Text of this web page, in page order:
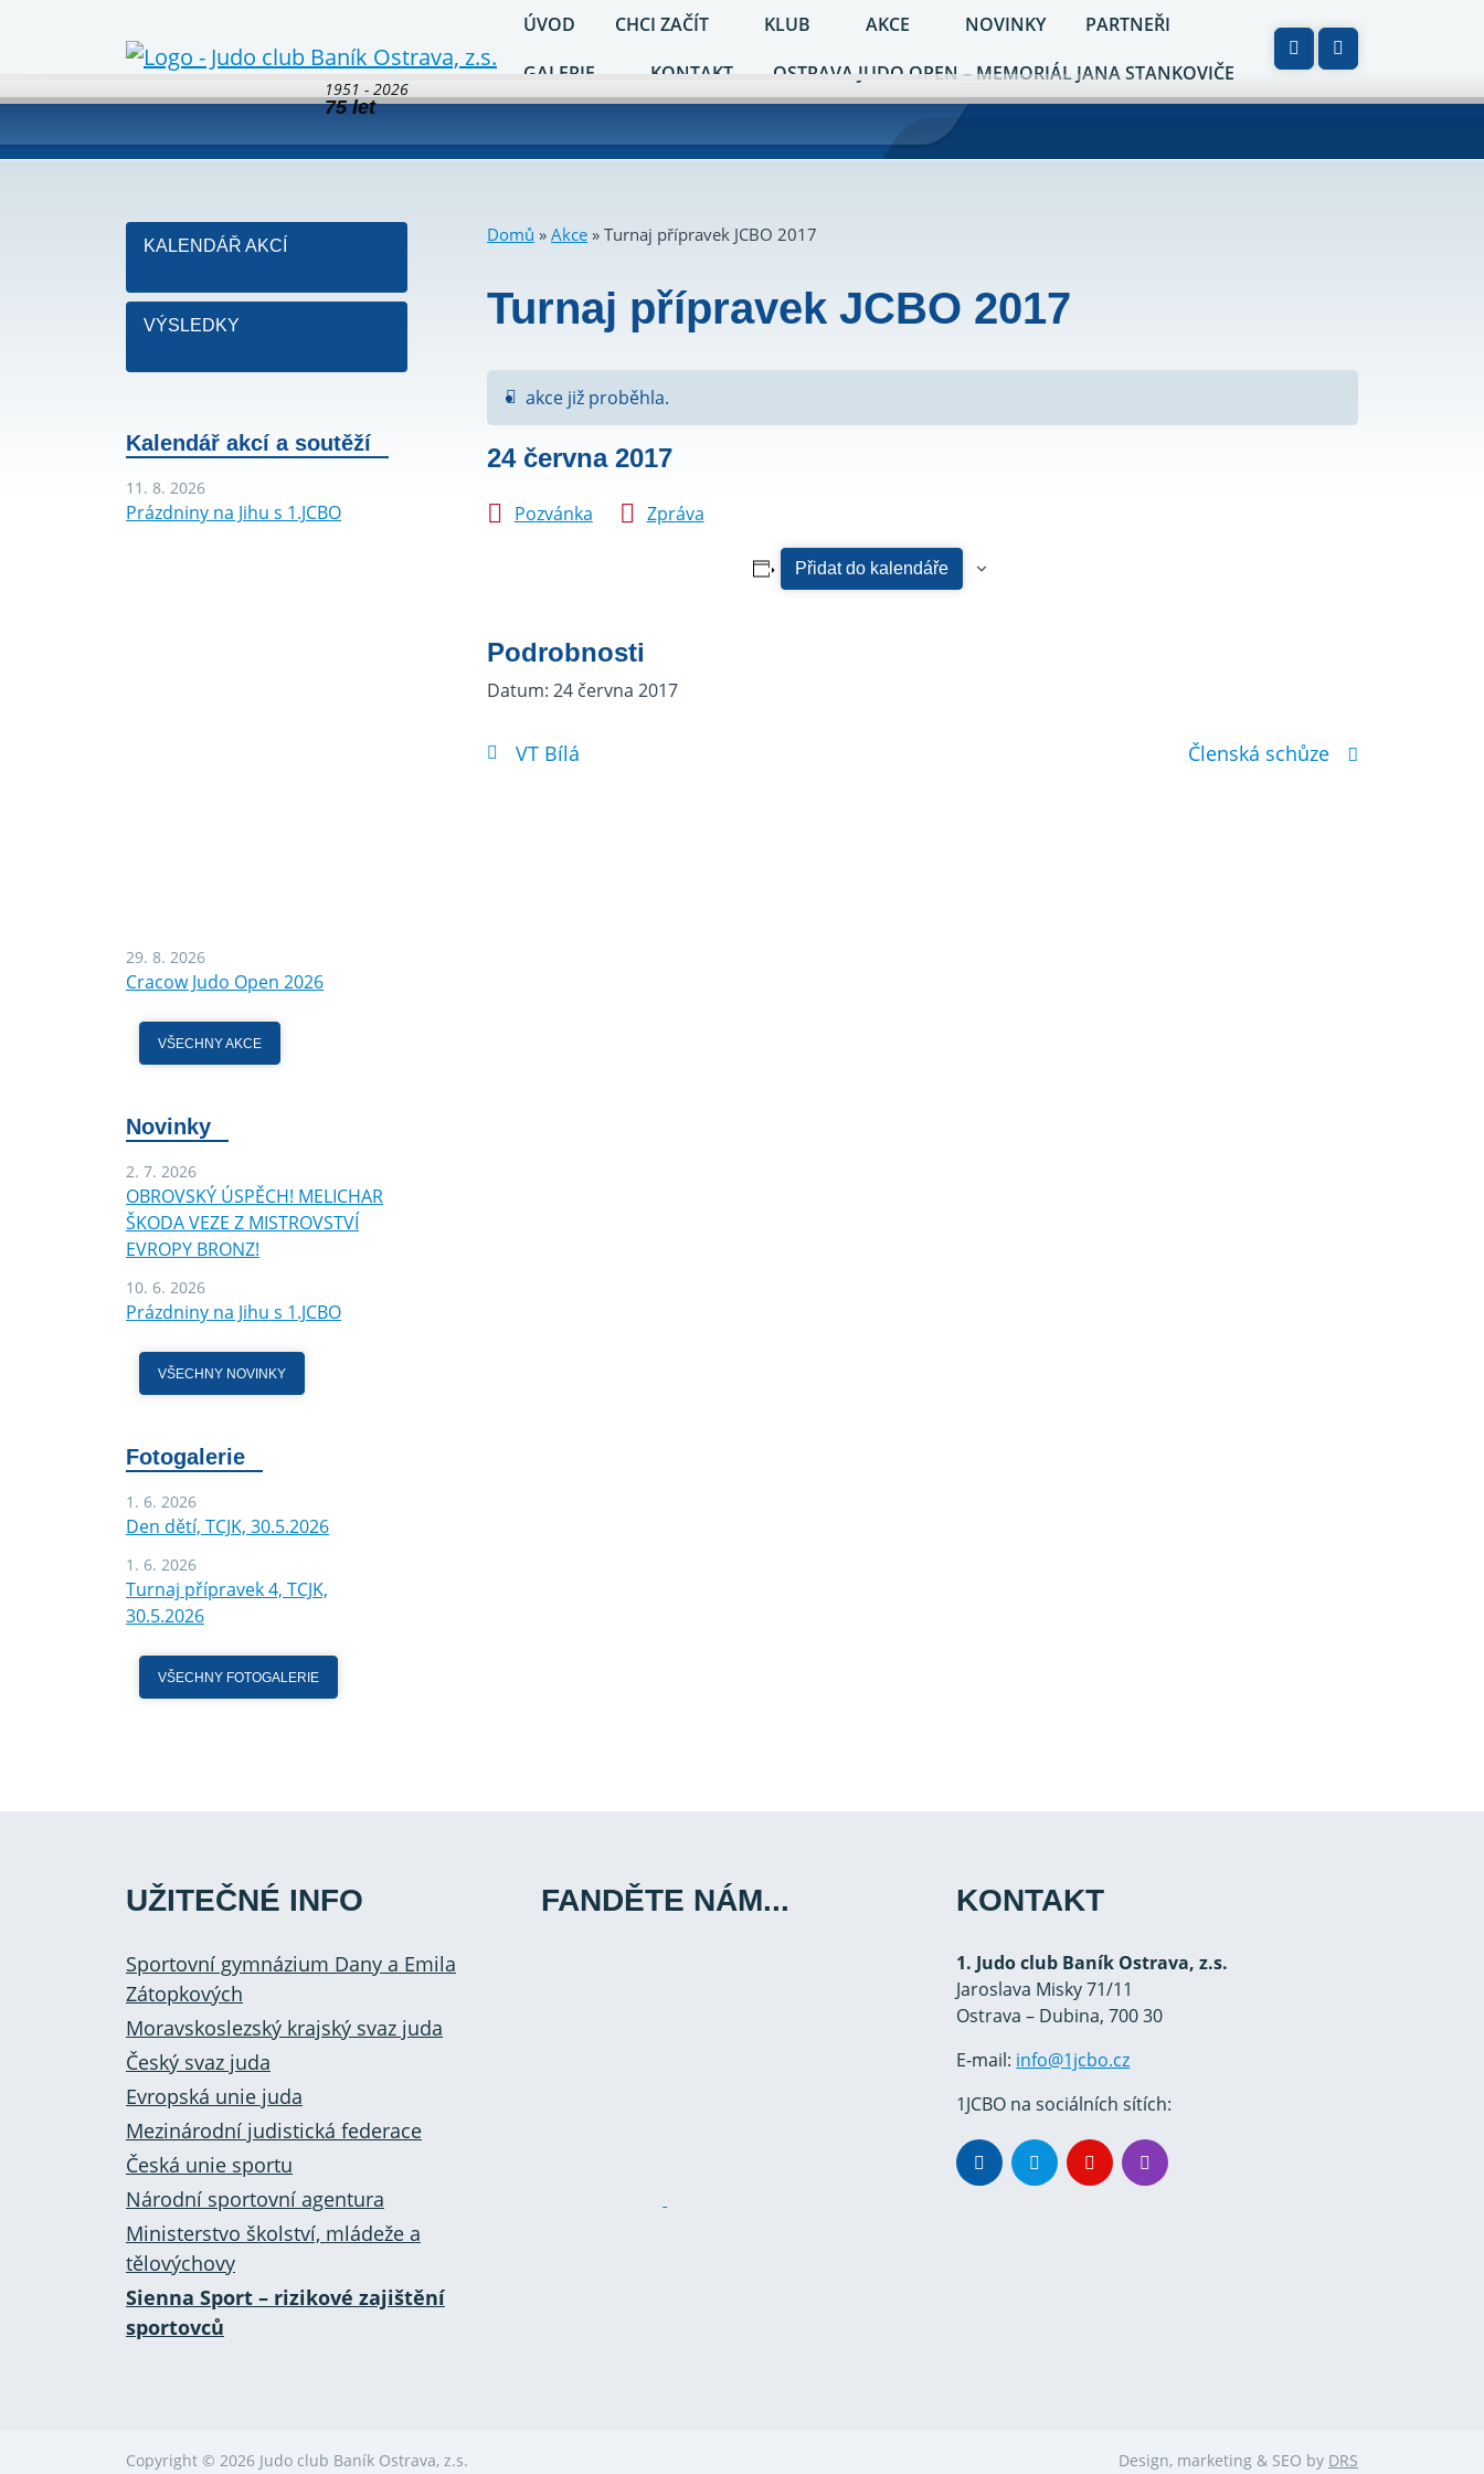
1951 - 2026
75 let
ÚVOD CHCI ZAČÍT KLUB AKCE NOVINKY
PARTNEŘI
GALERIE
KONTAKT OSTRAVA JUDO OPEN – MEMORIÁL JANA STANKOVIČE
Domů » Akce » Turnaj přípravek JCBO 2017
Turnaj přípravek JCBO 2017
akce již proběhla.
24 června 2017
Pozvánka Zpráva
Přidat do kalendáře
Podrobnosti
Datum: 24 června 2017
VT Bílá Členská schůze
KALENDÁŘ AKCÍ
VÝSLEDKY
Kalendář akcí a soutěží
11. 8. 2026
Prázdniny na Jihu s 1.JCBO
29. 8. 2026
Cracow Judo Open 2026
VŠECHNY AKCE
Novinky
2. 7. 2026
OBROVSKÝ ÚSPĚCH! MELICHAR
ŠKODA VEZE Z MISTROVSTVÍ
EVROPY BRONZ!
10. 6. 2026
Prázdniny na Jihu s 1.JCBO
VŠECHNY NOVINKY
Fotogalerie
1. 6. 2026
Den dětí, TCJK, 30.5.2026
1. 6. 2026
Turnaj přípravek 4, TCJK,
30.5.2026
VŠECHNY FOTOGALERIE
UŽITEČNÉ INFO
Sportovní gymnázium Dany a Emila
Zátopkových
Moravskoslezský krajský svaz juda
Český svaz juda
Evropská unie juda
Mezinárodní judistická federace
Česká unie sportu
Národní sportovní agentura
Ministerstvo školství, mládeže a
tělovýchovy
Sienna Sport – rizikové zajištění
sportovců
FANDĚTE NÁM... KONTAKT
1. Judo club Baník Ostrava, z.s.
Jaroslava Misky 71/11
Ostrava – Dubina, 700 30
E-mail: info@1jcbo.cz
1JCBO na sociálních sítích:
Copyright © 2026 Judo club Baník Ostrava, z.s. Design, marketing & SEO by DRS